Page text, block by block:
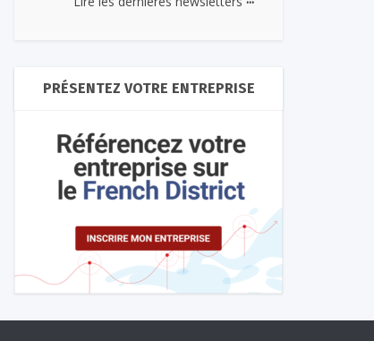
PRÉSENTEZ VOTRE ENTREPRISE